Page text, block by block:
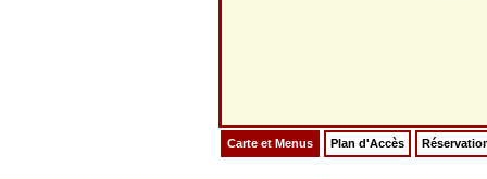
Carte et Menus Plan d'Accès